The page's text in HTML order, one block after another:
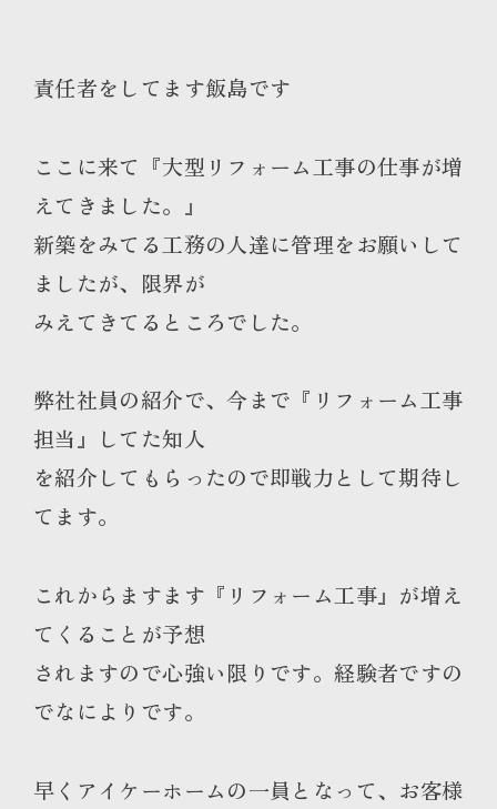
責任者をしてます飯島です
ここに来て『大型リフォーム工事の仕事が増
えてきました。』
新築をみてる工務の人達に管理をお願いして
ましたが、限界が
みえてきてるところでした。
弊社社員の紹介で、今まで『リフォーム工事
担当』してた知人
を紹介してもらったので即戦力として期待し
てます。
これからますます『リフォーム工事』が増え
てくることが予想
されますので心強い限りです。経験者ですの
でなによりです。
早くアイケーホームの一員となって、お客様